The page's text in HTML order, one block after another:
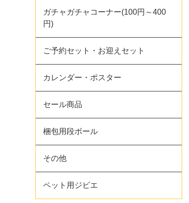
ガチャガチャコーナー(100円～400
円)
ご予約セット・お迎えセット
カレンダー・ポスター
セール商品
梱包用段ボール
その他
ペット用ジビエ